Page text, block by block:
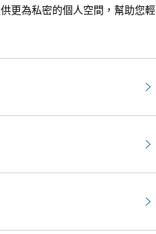
更為私密的個人空間，幫助您輕